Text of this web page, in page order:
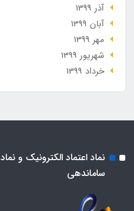
آذر 1399
آبان 1399
مهر 1399
شهریور 1399
خرداد 1399
نماد اعتماد الکترونیک و نماد
ساماندهی